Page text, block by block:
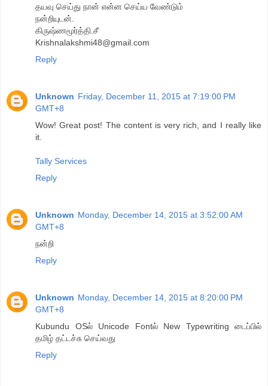
தயவு செய்து நான் என்ன செய்ய வேண்டும்
நன்றியுடன்.
கிருஷ்ணமூர்த்தி.சீ
Krishnalakshmi48@gmail.com
Reply
Unknown Friday, December 11, 2015 at 7:19:00 PM
GMT+8
Wow! Great post! The content is very rich, and I really like
it.
Tally Services
Reply
Unknown Monday, December 14, 2015 at 3:52:00 AM
GMT+8
நன்றி
Reply
Unknown Monday, December 14, 2015 at 8:20:00 PM
GMT+8
Kubundu OSல் Unicode Fontல் New Typewriting டைப்பில்
தமிழ் தட்டச்சு செய்வது
Reply